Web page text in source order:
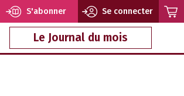
S'abonner Se connecter
Le Journal du mois